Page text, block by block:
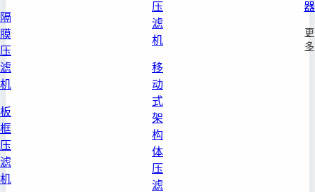
隔
膜
压
滤
机
板
框
压
滤
机
压
滤
机
移
动
式
架
构
体
压
滤
器
更
多